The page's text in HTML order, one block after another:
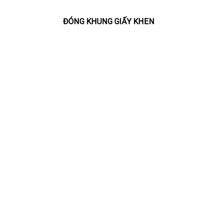
ĐÓNG KHUNG GIẤY KHEN